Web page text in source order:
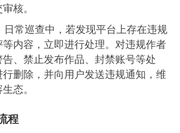
核。
日常巡查中，若发现平台上存在违规
内容，立即进行处理。对违规作者
、禁止发布作品、封禁账号等处
删除，并向用户发送违规通知，维
态。
程